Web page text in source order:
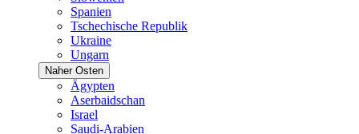
Spanien
Tschechische Republik
Ukraine
Ungarn
Naher Osten
Ägypten
Aserbaidschan
Israel
Saudi-Arabien